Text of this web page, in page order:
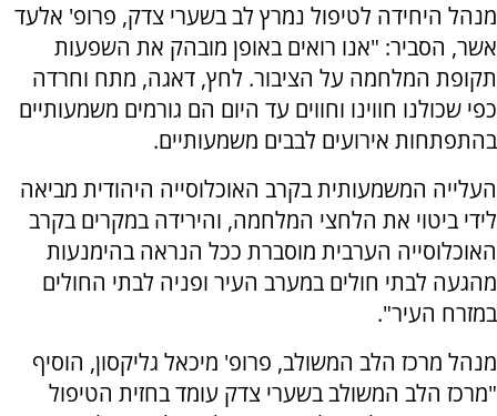
מנהל היחידה לטיפול נמרץ לב בשערי צדק, פרופ' אלעד
אשר, הסביר: "אנו רואים באופן מובהק את השפעות
תקופת המלחמה על הציבור. לחץ, דאגה, מתח וחרדה
כפי שכולנו חווינו וחווים עד היום הם גורמים משמעותיים
בהתפתחות אירועים לבבים משמעותיים.
העלייה המשמעותית בקרב האוכלוסייה היהודית מביאה
לידי ביטוי את הלחצי המלחמה, והירידה במקרים בקרב
האוכלוסייה הערבית מוסברת ככל הנראה בהימנעות
מהגעה לבתי חולים במערב העיר ופניה לבתי החולים
במזרח העיר".
מנהל מרכז הלב המשולב, פרופ' מיכאל גליקסון, הוסיף
"מרכז הלב המשולב בשערי צדק עומד בחזית הטיפול